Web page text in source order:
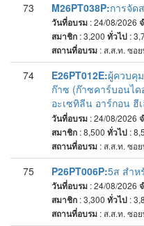
73 M26PT038P:การจัด
วันที่อบรม : 24/08/2026
สมาชิก : 3,200 ทั่วไป :
สถานที่อบรม : ส.ส.ท. ซอ
74 E26PT012E:ผู้ควบคุ
ก๊าซ (ก๊าซคาร์บอนได
อะเซทิลีน อาร์กอน ฮี
วันที่อบรม : 24/08/2026
สมาชิก : 8,500 ทั่วไป :
สถานที่อบรม : ส.ส.ท. ซอ
75 P26PT006P:5ส สำ
วันที่อบรม : 24/08/2026
สมาชิก : 3,300 ทั่วไป :
สถานที่อบรม : ส.ส.ท. ซอ